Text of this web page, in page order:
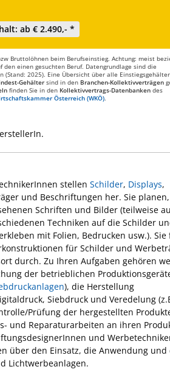
ab € 2.490,- *
Bruttolöhnen beim Berufseinstieg. Achtung: meist
einen gesuchten Beruf. Datengrundlage sind die
2025). Eine Übersicht über alle
Gehälter sind in den Branchen-Kollektivverträgen
finden Sie in den Kollektivvertrags-Datenbanken des
Österreich (WKÖ).
stellen Schilder, Displays,
und Beschriftungen her. Sie planen,
Schriften und Bilder (teilweise
Techniken auf die Schilder
mit Folien, Bedrucken usw.). Sie
für Schilder und
durch. Zu Ihren Aufgaben gehören
der betrieblichen
), die Herstellung
Siebdruck und Veredelung
Prüfung der hergestellten
und Reparaturarbeiten an ihren
und
über den Einsatz, die Anwendung und
Lichtwerbeanlagen.